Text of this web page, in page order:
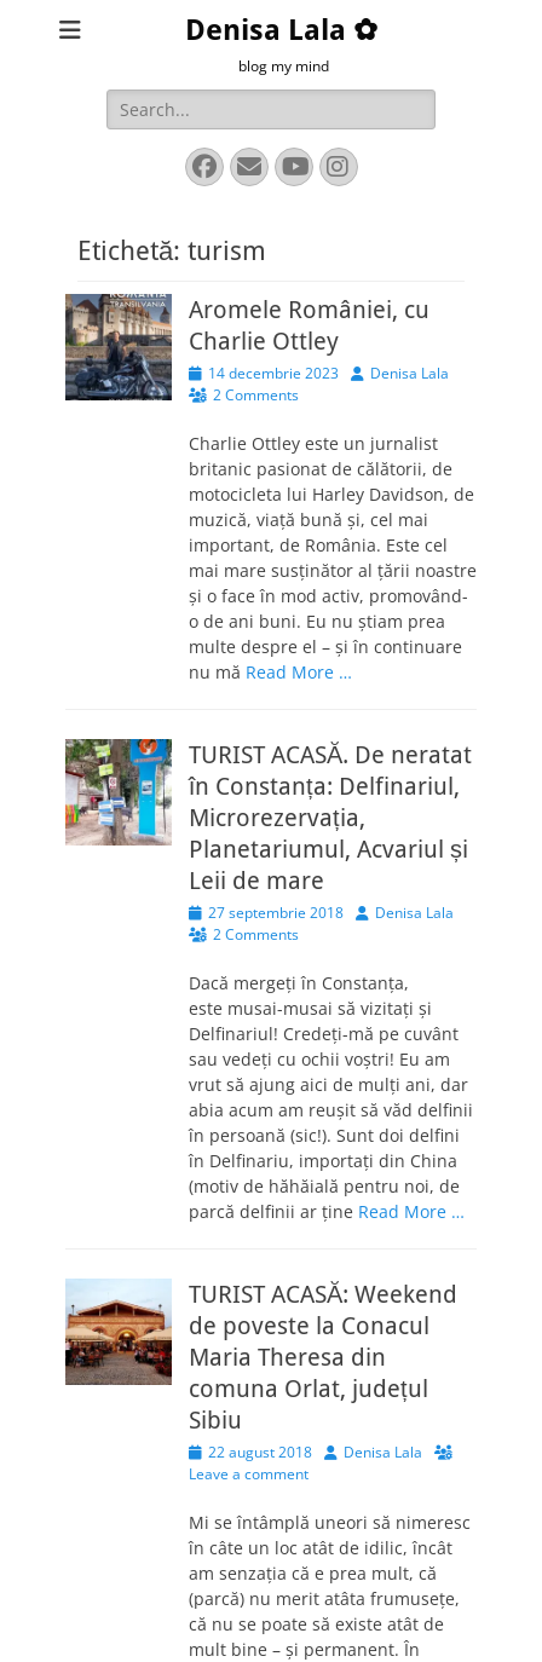
Denisa Lala ✿
blog my mind
Search
for:
Facebook
EmailYouTube
Instagram
Etichetă: turism
Aromele României, cu
Charlie Ottley
Posted
on
14 decembrie 2023 AuthorDenisa Lala
2 Comments
Charlie Ottley este un jurnalist
britanic pasionat de călătorii, de
motocicleta lui Harley Davidson, de
muzică, viață bună și, cel mai
important, de România. Este cel
mai mare susținător al țării noastre
și o face în mod activ, promovând-
o de ani buni. Eu nu știam prea
multe despre el – și în continuare
nu mă Read More …
TURIST ACASĂ. De neratat
în Constanța: Delfinariul,
Microrezervația,
Planetariumul, Acvariul și
Leii de mare
Posted
on
27 septembrie 2018 AuthorDenisa Lala
2 Comments
Dacă mergeți în Constanța,
este musai-musai să vizitați și
Delfinariul! Credeți-mă pe cuvânt
sau vedeți cu ochii voștri! Eu am
vrut să ajung aici de mulți ani, dar
abia acum am reușit să văd delfinii
în persoană (sic!). Sunt doi delfini
în Delfinariu, importați din China
(motiv de hăhăială pentru noi, de
parcă delfinii ar ține Read More …
TURIST ACASĂ: Weekend
de poveste la Conacul
Maria Theresa din
comuna Orlat, județul
Sibiu
Posted
on
22 august 2018 AuthorDenisa Lala
Leave a comment
Mi se întâmplă uneori să nimeresc
în câte un loc atât de idilic, încât
am senzația că e prea mult, că
(parcă) nu merit atâta frumusețe,
că nu se poate să existe atât de
mult bine – și permanent. În